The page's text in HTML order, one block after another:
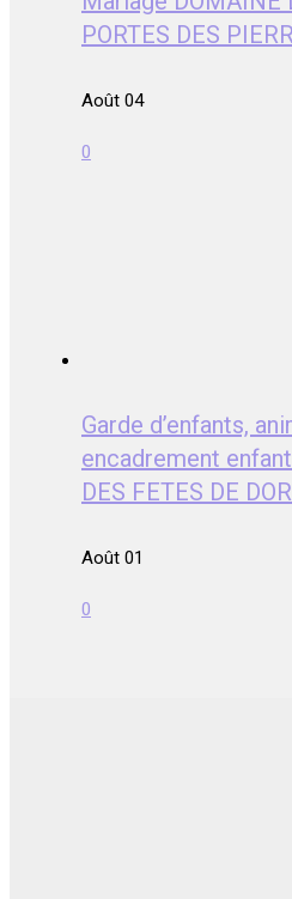
PORTES DES
Août 04
0
Garde d’enfants,
encadrement
DES FETES DE
Août 01
0